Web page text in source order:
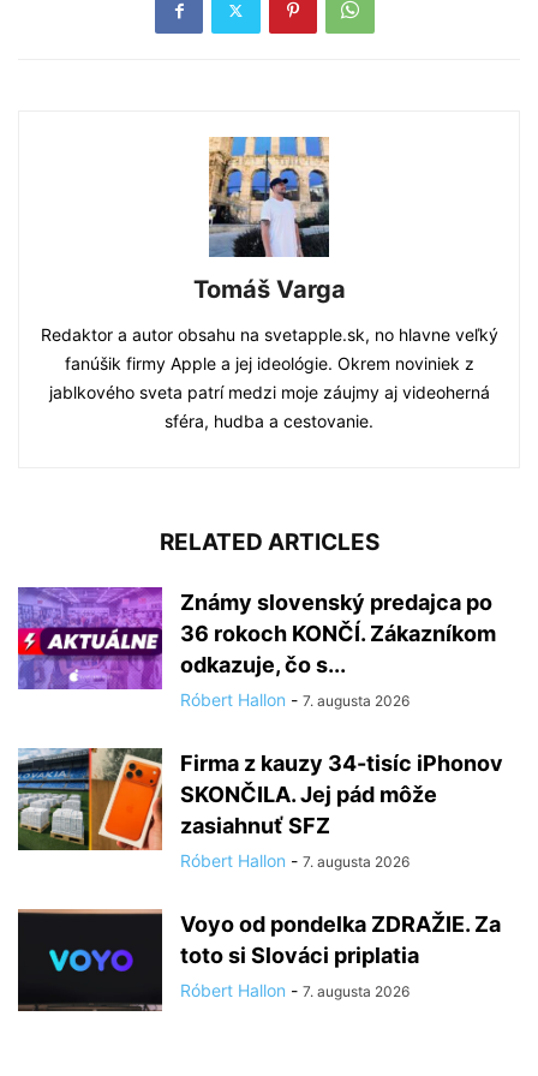
Tomáš Varga
Redaktor a autor obsahu na svetapple.sk, no hlavne veľký
fanúšik firmy Apple a jej ideológie. Okrem noviniek z
jablkového sveta patrí medzi moje záujmy aj videoherná
sféra, hudba a cestovanie.
RELATED ARTICLES
Známy slovenský predajca po
36 rokoch KONČÍ. Zákazníkom
odkazuje, čo s...
Róbert Hallon - 7. augusta 2026
Firma z kauzy 34-tisíc iPhonov
SKONČILA. Jej pád môže
zasiahnuť SFZ
Róbert Hallon - 7. augusta 2026
Voyo od pondelka ZDRAŽIE. Za
toto si Slováci priplatia
Róbert Hallon - 7. augusta 2026